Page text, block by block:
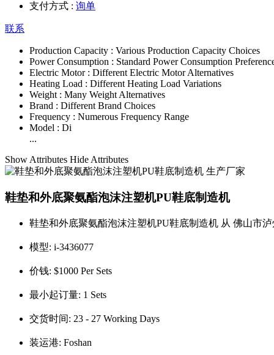
支付方式 : 询单
联系
Production Capacity : Various Production Capacity Choices
Power Consumption : Standard Power Consumption
Electric Motor : Different Electric Motor Alternatives
Heating Load : Different Heating Load Variations
Weight : Many Weight Alternatives
Brand : Different Brand Choices
Frequency : Numerous Frequency Range
Model : Di
...
Show Attributes Hide Attributes
鞋垫和外底聚氨酯泡沫注塑机PU鞋底制造机
鞋垫和外底聚氨酯泡沫注塑机PU鞋底制造机 从 佛山市
模型: i-3436077
价钱: $1000 Per Sets
最小起订量: 1 Sets
交货时间: 23 - 27 Working Days
装运港: Foshan